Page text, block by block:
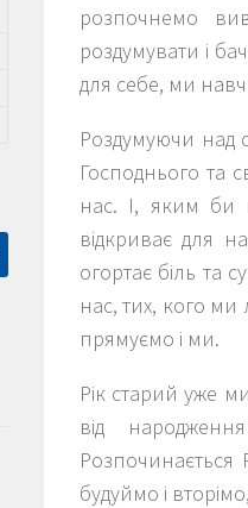
розпочнемо
роздумувати і
для себе, ми
Роздумуючи над
Господнього та
нас. І, яким би
відкриває для
огортає біль та
нас, тих, кого
прямуємо і ми.
Рік старий уже
від
будуймо і